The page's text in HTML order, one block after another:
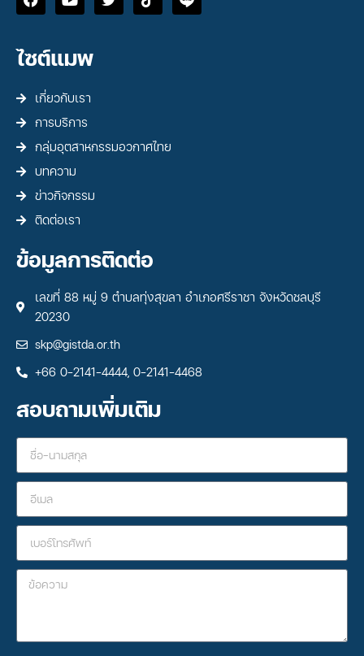
ไซต์แมพ
เกี่ยวกับเรา
การบริการ
กลุ่มอุตสาหกรรมอวกาศไทย
บทความ
ข่าวกิจกรรม
ติดต่อเรา
ข้อมูลการติดต่อ
เลขที่ 88 หมู่ 9 ตำบลทุ่งสุขลา อำเภอศรีราชา จังหวัดชลบุรี
20230
skp@gistda.or.th
+66 0-2141-4444, 0-2141-4468
สอบถามเพิ่มเติม